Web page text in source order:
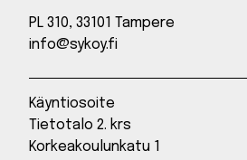
PL 310, 33101 Tampere
info@sykoy.fi
Käyntiosoite
Tietotalo 2. krs
Korkeakoulunkatu 1